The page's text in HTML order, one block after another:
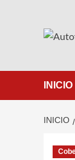
INICIO
INICIO